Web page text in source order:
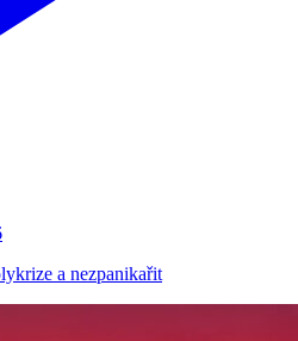
a nezpanikařit